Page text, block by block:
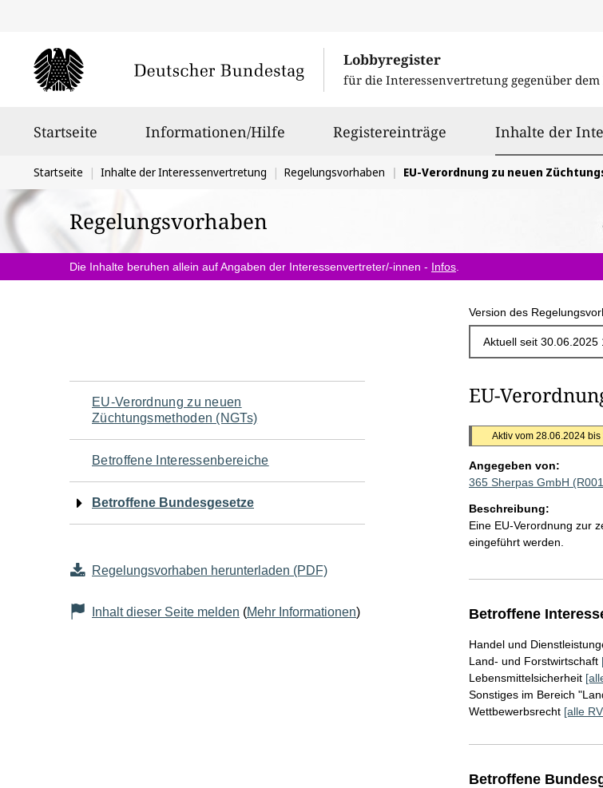
Lobbyregister
für die Interessenvertretung gegenüber dem
Startseite Informationen/Hilfe Registereinträge Inhalte der
Sie
befinden
sich
hier:
Startseite Inhalte der Interessenvertretung Regelungsvorhaben EU-Verordnung zu neuen Züchtungsmethoden
Regelungsvorhaben
Die Inhalte beruhen allein auf Angaben der Interessenvertreter/-innen - Infos
Version des
Navigation
für
den
Seiteninhalt
EU-Verordnung zu neuen
Züchtungsmethoden (NGTs)
Betroffene Interessenbereiche
Betroffene Bundesgesetze
Regelungsvorhaben herunterladen (PDF)
Inhalt dieser Seite melden (Mehr Informationen)
EU-
Aktiv vom 28.06.2024
Angegeben von:
365 Sherpas GmbH
Beschreibung:
Eine EU-Verordnung zur
eingeführt werden.
Betroffene
Handel und
Land- und Forstwirtschaft
Lebensmittelsicherheit
Sonstiges im Bereich
Wettbewerbsrecht [alle
Betroffene